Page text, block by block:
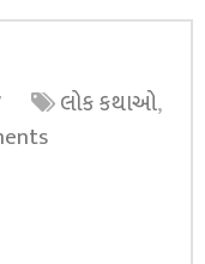
લોક કથાઓ,